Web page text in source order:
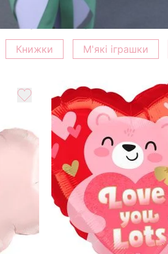
букету
Книжки М'які іграшки